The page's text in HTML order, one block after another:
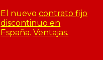
El nuevocontrato fijo
discontinuo en
España.Ventajas.